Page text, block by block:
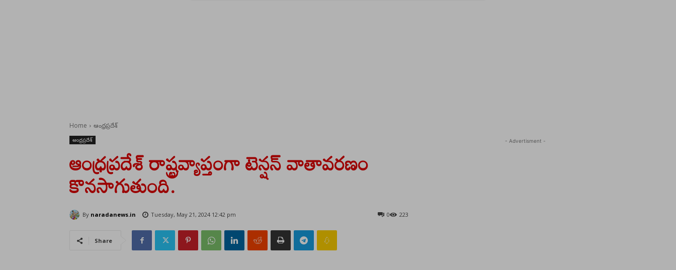
Home ఆంధ్రప్రదేశ్
ఆంధ్రప్రదేశ్
ఆంధ్రప్రదేశ్ రాష్ట్రవ్యాప్తంగా టెన్షన్ వాతావరణం
కొనసాగుతుంది.
By naradanews.in Tuesday, May 21, 2024 12:42 pm 223
0
Share
- Advertisment -